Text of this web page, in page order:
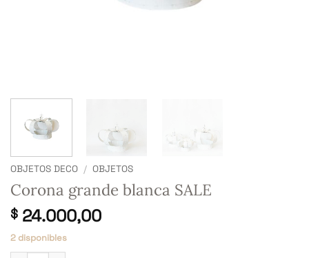
OBJETOS DECO / OBJETOS
Corona grande blanca SALE
$ 24.000,00
2 disponibles